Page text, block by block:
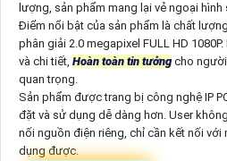
lượng, sản phẩm mang lại vẻ ngoại
Điểm nổi bật của sản phẩm là chất
phân giải 2.0 megapixel FULL HD
và chi tiết, Hoàn toàn tin tưởngcho người
quan trọng.
Sản phẩm được trang bị công nghệ IP
đặt và sử dụng dễ dàng hơn. User
nối nguồn điện riêng, chỉ cần kết nối với
dụng được.